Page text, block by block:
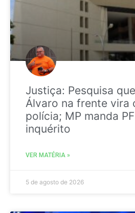
Justiça: Pesquisa
Álvaro na frente vira
polícia; MP manda
inquérito
VER MATÉRIA »
5 de agosto de 2026